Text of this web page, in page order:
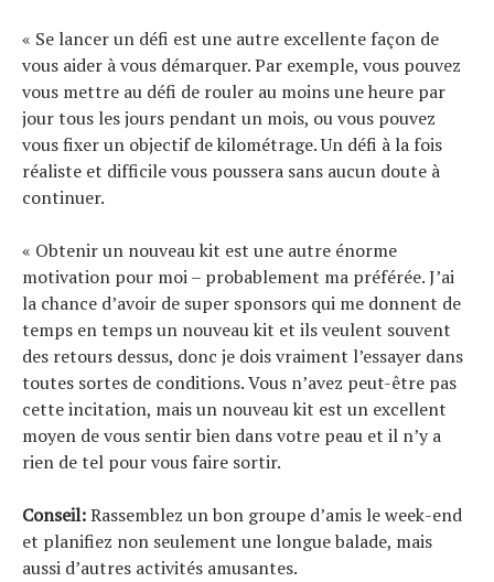
« Se lancer un défi est une autre excellente façon de
vous aider à vous démarquer. Par exemple, vous pouvez
vous mettre au défi de rouler au moins une heure par
jour tous les jours pendant un mois, ou vous pouvez
vous fixer un objectif de kilométrage. Un défi à la fois
réaliste et difficile vous poussera sans aucun doute à
continuer.
« Obtenir un nouveau kit est une autre énorme
motivation pour moi – probablement ma préférée. J’ai
la chance d’avoir de super sponsors qui me donnent de
temps en temps un nouveau kit et ils veulent souvent
des retours dessus, donc je dois vraiment l’essayer dans
toutes sortes de conditions. Vous n’avez peut-être pas
cette incitation, mais un nouveau kit est un excellent
moyen de vous sentir bien dans votre peau et il n’y a
rien de tel pour vous faire sortir.
Conseil:Rassemblez un bon groupe d’amis le week-end
et planifiez non seulement une longue balade, mais
aussi d’autres activités amusantes.